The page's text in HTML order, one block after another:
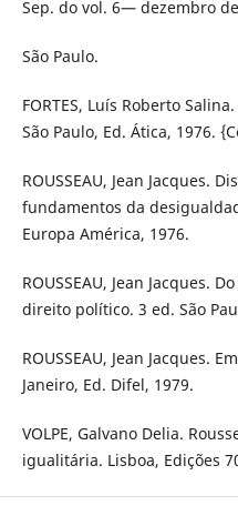
Sep. do vol. 6— dezembro
São Paulo.
FORTES, Luís Roberto
São Paulo, Ed. Ática, 1976.
ROUSSEAU, Jean Jacques.
fundamentos da
Europa América, 1976.
ROUSSEAU, Jean Jacques.
direito político. 3 ed. São
ROUSSEAU, Jean Jacques.
Janeiro, Ed. Difel, 1979.
VOLPE, Galvano Delia.
igualitária. Lisboa, Edições